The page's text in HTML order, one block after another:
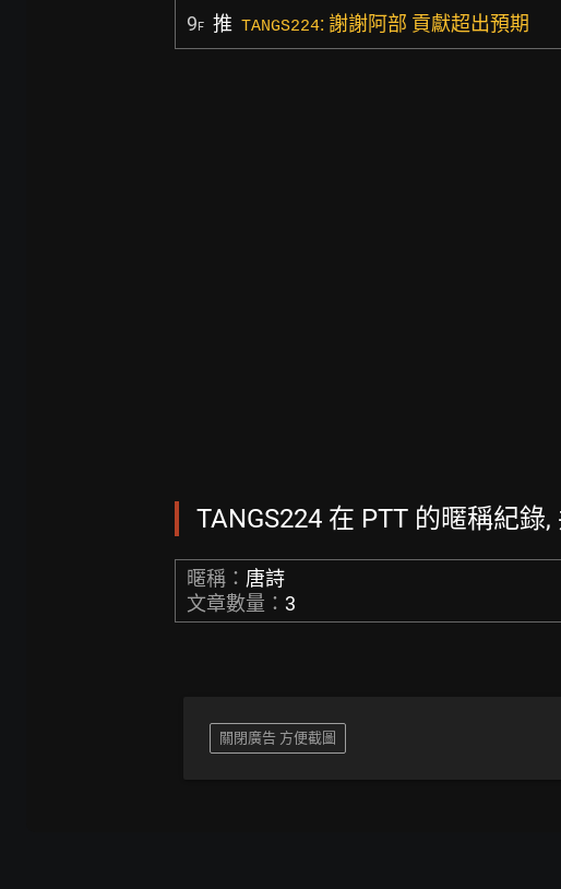
9F 推 TANGS224: 謝謝阿部 貢獻超出預期
TANGS224 在 PTT 的暱稱紀錄,
暱稱： 唐詩
文章數量： 3
關閉廣告 方便截圖